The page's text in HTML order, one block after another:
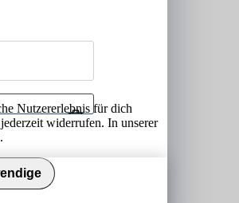
Nutzererlebnis für dich
widerrufen. In unserer